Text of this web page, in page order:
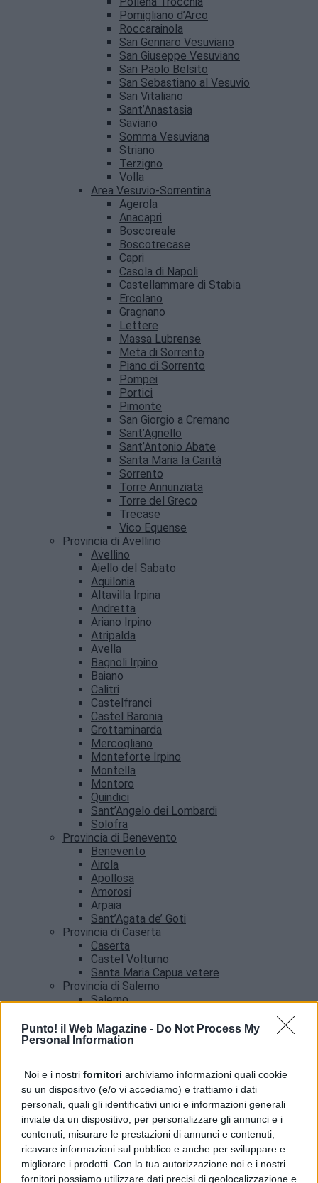
Punto! il Web Magazine - Do Not Process My
Personal Information
Noi e i nostri fornitori archiviamo informazioni quali cookie
su un dispositivo (e/o vi accediamo) e trattiamo i dati
personali, quali gli identificativi unici e informazioni generali
inviate da un dispositivo, per personalizzare gli annunci e i
contenuti, misurare le prestazioni di annunci e contenuti,
ricavare informazioni sul pubblico e anche per sviluppare e
migliorare i prodotti. Con la tua autorizzazione noi e i nostri
fornitori possiamo utilizzare dati precisi di geolocalizzazione e
Pomigliano d’Arco
Roccarainola
San Gennaro Vesuviano
San Giuseppe Vesuviano
San Paolo Belsito
San Sebastiano al Vesuvio
San Vitaliano
Sant’Anastasia
Saviano
Somma Vesuviana
Striano
Terzigno
Volla
Area Vesuvio-Sorrentina
Agerola
Anacapri
Boscoreale
Boscotrecase
Capri
Casola di Napoli
Castellammare di Stabia
Ercolano
Gragnano
Lettere
Massa Lubrense
Meta di Sorrento
Piano di Sorrento
Pompei
Portici
Pimonte
San Giorgio a Cremano
Sant’Agnello
Sant’Antonio Abate
Santa Maria la Carità
Sorrento
Torre Annunziata
Torre del Greco
Trecase
Vico Equense
Provincia di Avellino
Avellino
Aiello del Sabato
Aquilonia
Altavilla Irpina
Andretta
Ariano Irpino
Atripalda
Avella
Bagnoli Irpino
Baiano
Calitri
Castelfranci
Castel Baronia
Grottaminarda
Mercogliano
Monteforte Irpino
Montella
Montoro
Quindici
Sant’Angelo dei Lombardi
Solofra
Provincia di Benevento
Benevento
Airola
Apollosa
Amorosi
Arpaia
Sant’Agata de’ Goti
Provincia di Caserta
Caserta
Castel Volturno
Santa Maria Capua vetere
Provincia di Salerno
Salerno
Amalfi
Angri
Pozzuoli, servizio Poste per cittadini con case
inagibili dopo il sisma